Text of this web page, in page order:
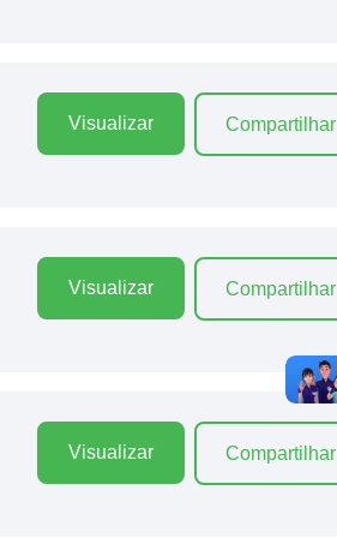
Visualizar Compartilhar
Visualizar Compartilhar
Visualizar Compartilhar